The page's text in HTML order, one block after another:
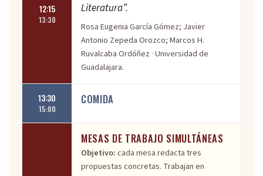
12:15
13:30
Literatura”.
Rosa Eugenia García Gómez; Javier
Antonio Zepeda Orozco; Marcos H.
Ruvalcaba Ordóñez · Universidad de
Guadalajara.
13:30
15:00
COMIDA
MESAS DE TRABAJO SIMULTÁNEAS
Objetivo:cada mesa redacta tres
propuestas concretas. Trabajan en